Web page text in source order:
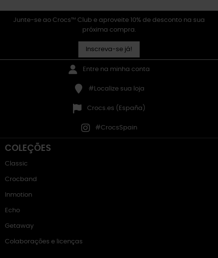
Junte-se ao Crocs™ Club e aproveite 10% de desconto na sua
próxima compra.
Inscreva-se já!
Entre na minha conta
#Localize sua loja
Crocs.es (España)
#CrocsSpain
COLEÇÕES
Classic
Crocband
Inmotion
Echo
Getaway
Colaborações e licenças